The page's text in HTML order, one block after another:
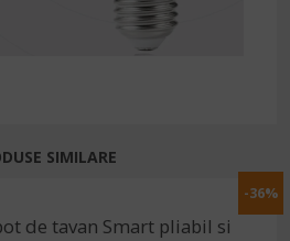
SIMILARE
-36%
de tavan Smart pliabil si